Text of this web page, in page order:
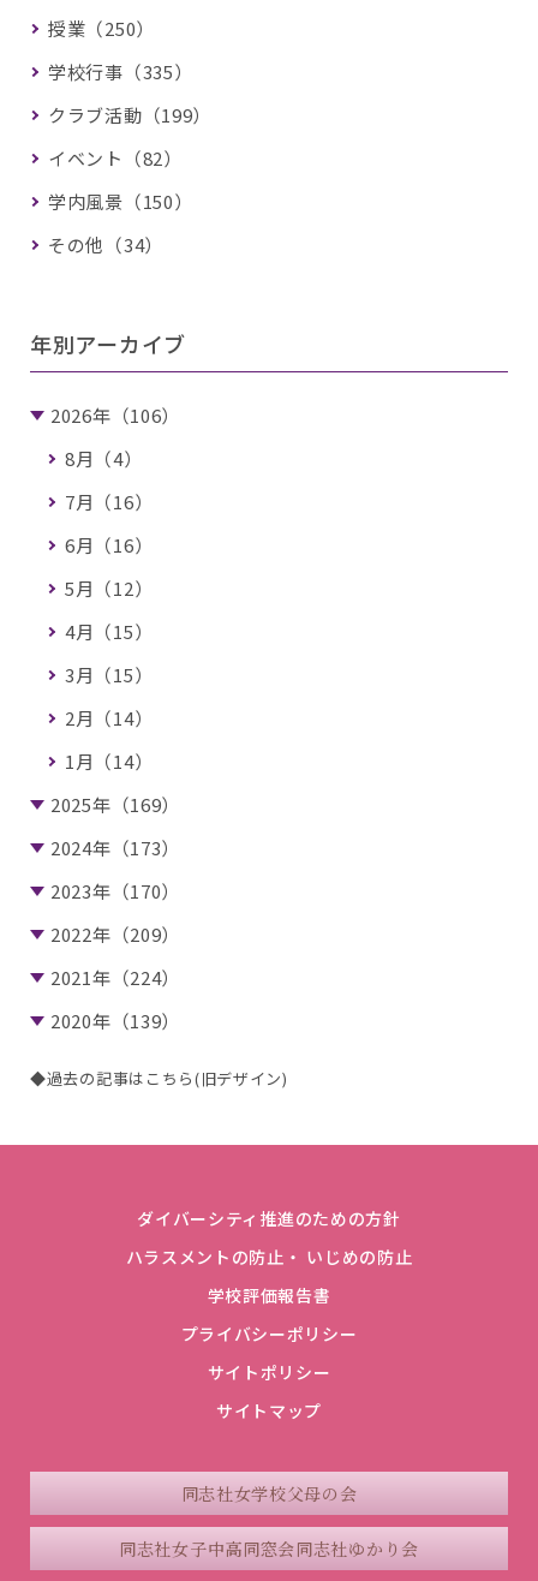
授業（250）
学校行事（335）
クラブ活動（199）
イベント（82）
学内風景（150）
その他（34）
年別アーカイブ
2026年（106）
8月（4）
7月（16）
6月（16）
5月（12）
4月（15）
3月（15）
2月（14）
1月（14）
2025年（169）
2024年（173）
2023年（170）
2022年（209）
2021年（224）
2020年（139）
◆過去の記事はこちら(旧デザイン)
ダイバーシティ推進のための方針
ハラスメントの防止・ いじめの防止
学校評価報告書
プライバシーポリシー
サイトポリシー
サイトマップ
同志社女学校父母の会
同志社女子中高同窓会同志社ゆかり会